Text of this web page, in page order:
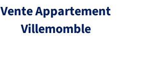
Vente Appartement
Villemomble